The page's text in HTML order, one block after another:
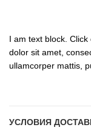
I am text block.
dolor sit amet,
ullamcorper mattis,
УСЛОВИЯ